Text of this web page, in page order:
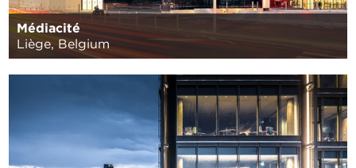
Médiacité
Liège, Belgium